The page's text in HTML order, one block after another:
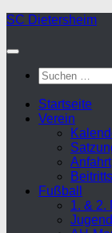
Zum
springen
SC Dietersheim
Suchen
nach:
Startseite
Verein
Anfahrt
Fußball
1. & 2.